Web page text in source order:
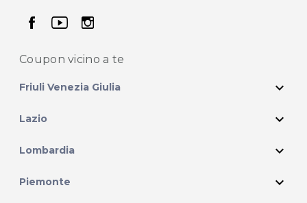
seguici su facebook
seguici su youtube
seguici su instagram
Coupon vicino a te
Friuli Venezia Giulia expand_more
Lazio expand_more
Lombardia expand_more
Piemonte expand_more